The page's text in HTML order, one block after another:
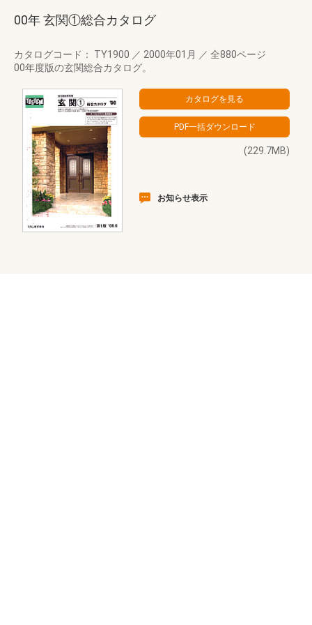
00年 玄関①総合カタログ
カタログコード： TY1900 ／ 2000年01月 ／ 全880ページ
00年度版の玄関総合カタログ。
(229.7MB)
お知らせ表示